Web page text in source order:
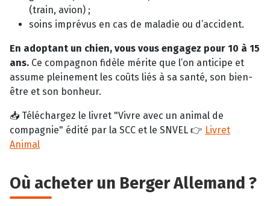
(train, avion) ;
soins imprévus en cas de maladie ou d’accident.
En adoptant un chien, vous vous engagez pour 10 à 15
ans. Ce compagnon fidèle mérite que l’on anticipe et
assume pleinement les coûts liés à sa santé, son bien-
être et son bonheur.
📥 Téléchargez le livret "Vivre avec un animal de
compagnie" édité par la SCC et le SNVEL 👉 Livret
Animal
Où acheter un Berger Allemand ?